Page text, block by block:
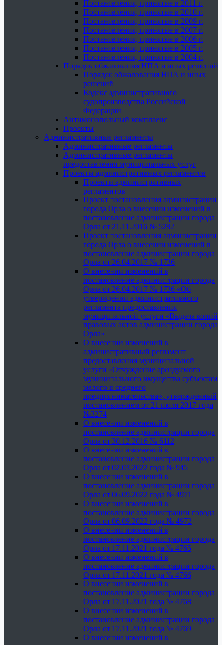
Постановления, принятые в 2011 г.
Постановления, принятые в 2010 г.
Постановления, принятые в 2009 г.
Постановления, принятые в 2007 г.
Постановления, принятые в 2006 г.
Постановления, принятые в 2005 г.
Постановления, принятые в 2004 г.
Порядок обжалования НПА и иных решений
Порядок обжалования НПА и иных
решений
Кодекс административного
судопроизводства Российской
Федерации
Антимонопольный комплаенс
Проекты
Административные регламенты
Административные регламенты
Административные регламенты
предоставления муниципальных услуг
Проекты административных регламентов
Проекты административных
регламентов
Проект постановления администрации
города Орла о внесении изменений в
постановление администрации города
Орла от 21.11.2016 № 5282
Проект постановления администрации
города Орла о внесении изменений в
постановление администрации города
Орла от 26.04.2017 № 1736
О внесении изменений в
постановление администрации города
Орла от 26.04.2017 № 1736 «Об
утверждении административного
регламента предоставления
муниципальной услуги «Выдача копий
правовых актов администрации города
Орла»
О внесении изменений в
административный регламент
предоставления муниципальной
услуги «Отчуждение арендуемого
муниципального имущества субъектам
малого и среднего
предпринимательства», утвержденный
постановлением от 21 июля 2017 года
№3274
О внесении изменений в
постановление администрации города
Орла от 30.12.2016 № 6112
О внесении изменений в
постановление администрации города
Орла от 02.03.2022 года № 945
О внесении изменений в
постановление администрации города
Орла от 06.09.2022 года № 4971
О внесении изменений в
постановление администрации города
Орла от 06.09.2022 года № 4972
О внесении изменений в
постановление администрации города
Орла от 17.11.2021 года № 4765
О внесении изменений в
постановление администрации города
Орла от 17.11.2021 года № 4766
О внесении изменений в
постановление администрации города
Орла от 17.11.2021 года № 4768
О внесении изменений в
постановление администрации города
Орла от 17.11.2021 года № 4769
О внесении изменений в